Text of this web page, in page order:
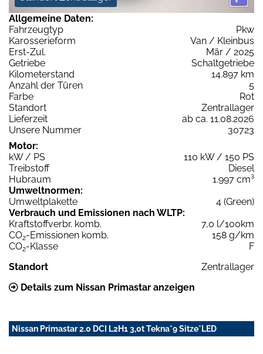
Allgemeine Daten:
Fahrzeugtyp
Pkw
Karosserieform
Van / Kleinbus
Erst-Zul.
Mär / 2025
Getriebe
Schaltgetriebe
Kilometerstand
14.897 km
Anzahl der Türen
5
Farbe
Rot
Standort
Zentrallager
Lieferzeit
ab ca. 11.08.2026
Unsere Nummer
30723
Motor:
kW / PS
110 kW / 150 PS
Treibstoff
Diesel
Hubraum
1.997 cm³
Umweltnormen:
Umweltplakette
4 (Green)
Verbrauch und Emissionen nach WLTP:
Kraftstoffverbr. komb.
7,0 l/100km
CO2-Emissionen komb.
158 g/km
CO2-Klasse
F
Standort
Zentrallager
Details zum Nissan Primastar anzeigen
Nissan Primastar 2.0 DCI L2H1 3,0t Tekna*9 Sitze*LED